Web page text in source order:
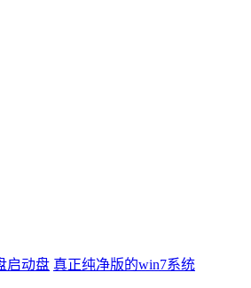
启动盘 真正纯净版的win7系统